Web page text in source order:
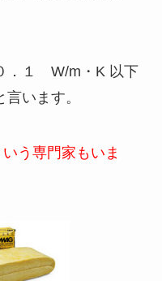
．１ W/m・K 以下
います。
専門家もいま